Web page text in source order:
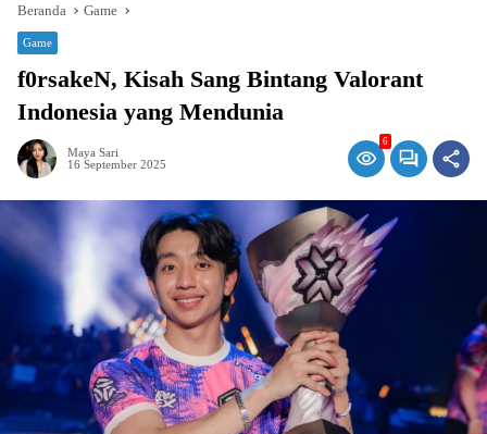
Beranda Game
Game
f0rsakeN, Kisah Sang Bintang Valorant
Indonesia yang Mendunia
Maya Sari
16 September 2025
6